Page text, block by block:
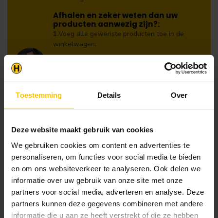
Toestemming Details Over
Deze website maakt gebruik van cookies
We gebruiken cookies om content en advertenties te
personaliseren, om functies voor social media te bieden
en om ons websiteverkeer te analyseren. Ook delen we
informatie over uw gebruik van onze site met onze
partners voor social media, adverteren en analyse. Deze
partners kunnen deze gegevens combineren met andere
informatie die u aan ze heeft verstrekt of die ze hebben
Afhalen en zeker weten dan uw
producten aanwezig zijn?:
1.Voeg alle gewenste producten toe in de
winkelwagen.
Ga naar de “Mijn Winkelwagen” pagina.
3.Rond de bestelling af waarbij je kiest voor
afhalen in de winkel. Vermeld in het
opmerkingen veld de gewenste afhaaldatum.
Je krijgt van ons bericht wanneer jouw
leggen bestellingen klaar en bestellen
eventueel artikelen die niet voorradig zijn bij
onze leverancier. Dit doen wij alleen wanneer
uw bestelling vooraf per iDeal voldaan is.